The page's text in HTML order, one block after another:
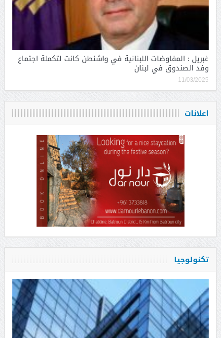
غبريل : المفاوضات اللبنانية في واشنطن كانت لتكملة اجتماع
وفد الصندوق في لبنان
11/03/2025
اعلانات
تكنولوجيا